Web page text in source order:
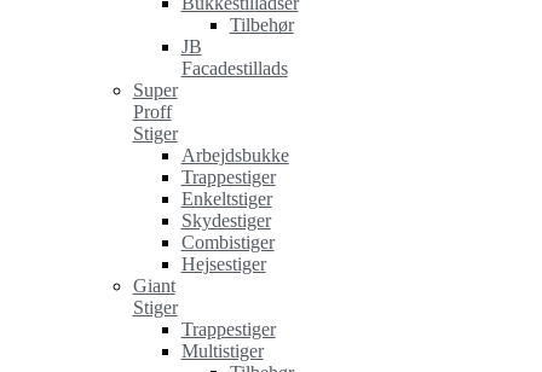
Tilbehør
JB
Facadestillads
Super
Proff
Stiger
Arbejdsbukke
Trappestiger
Enkeltstiger
Skydestiger
Combistiger
Hejsestiger
Giant
Stiger
Trappestiger
Multistiger